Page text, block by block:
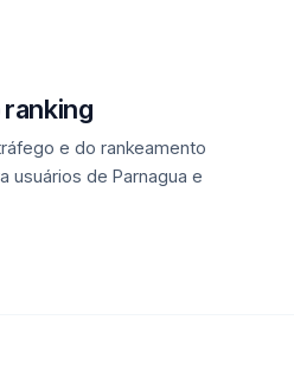
e do rankeamento
usuários de Parnagua e